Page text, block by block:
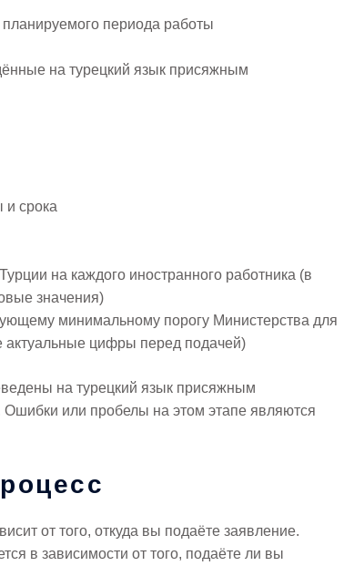
периода работы
на турецкий язык присяжным
и срока
на каждого иностранного работника (в
значения)
минимальному порогу Министерства для
актуальные цифры перед подачей)
на турецкий язык присяжным
или пробелы на этом этапе являются
от того, откуда вы подаёте заявление.
в зависимости от того, подаёте ли вы